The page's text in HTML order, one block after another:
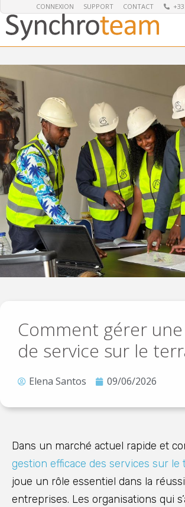
CONNEXION SUPPORT CONTACT
Comment gérer
de service sur le
Elena Santos 09/06/2026
Dans un marché actuel rapide et
gestion efficace des services sur le
joue un rôle essentiel dans la
entreprises. Les organisations qui